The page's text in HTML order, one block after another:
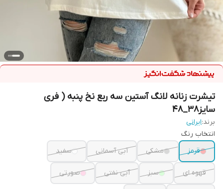
تیشرت زنانه لانگ آستین سه ربع نخ پنبه ( فری
سایز38_48
برند:ایرانی
انتخاب رنگ
قرمز
مشکی آبی آسمانی سفید
قهوه ای سبز آبی نفتی صورتی